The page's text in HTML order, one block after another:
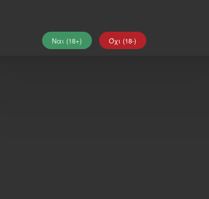
Ναι (18+) Όχι (18-)